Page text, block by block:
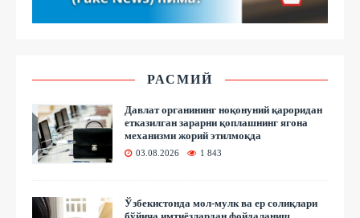
РАСМИЙ
Давлат органининг ноқонуний қароридан
етказилган зарарни қоплашнинг ягона
механизми жорий этилмоқда
03.08.2026 1 843
Ўзбекистонда мол-мулк ва ер солиқлари